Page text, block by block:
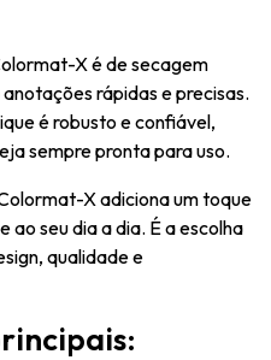
X é de secagem
rápidas e precisas.
é robusto e confiável,
sempre pronta para uso.
X adiciona um toque
seu dia a dia. É a escolha
qualidade e